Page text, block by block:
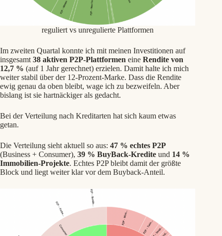
reguliert vs unregulierte Plattformen
Im zweiten Quartal konnte ich mit meinen Investitionen auf
insgesamt 38 aktiven P2P-Plattformen eine Rendite von
12,7 % (auf 1 Jahr gerechnet) erzielen. Damit halte ich mich
weiter stabil über der 12-Prozent-Marke. Dass die Rendite
ewig genau da oben bleibt, wage ich zu bezweifeln. Aber
bislang ist sie hartnäckiger als gedacht.
Bei der Verteilung nach Kreditarten hat sich kaum etwas
getan.
Die Verteilung sieht aktuell so aus: 47 % echtes P2P
(Business + Consumer), 39 % BuyBack-Kredite und 14 %
Immobilien-Projekte. Echtes P2P bleibt damit der größte
Block und liegt weiter klar vor dem Buyback-Anteil.